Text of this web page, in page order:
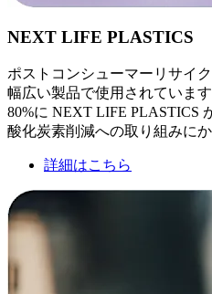
NEXT LIFE PLASTICS
ポストコンシューマーリサイ
幅広い製品で使用されていま
80%に NEXT LIFE PLASTICS
酸化炭素削減への取り組みに
詳細はこちら